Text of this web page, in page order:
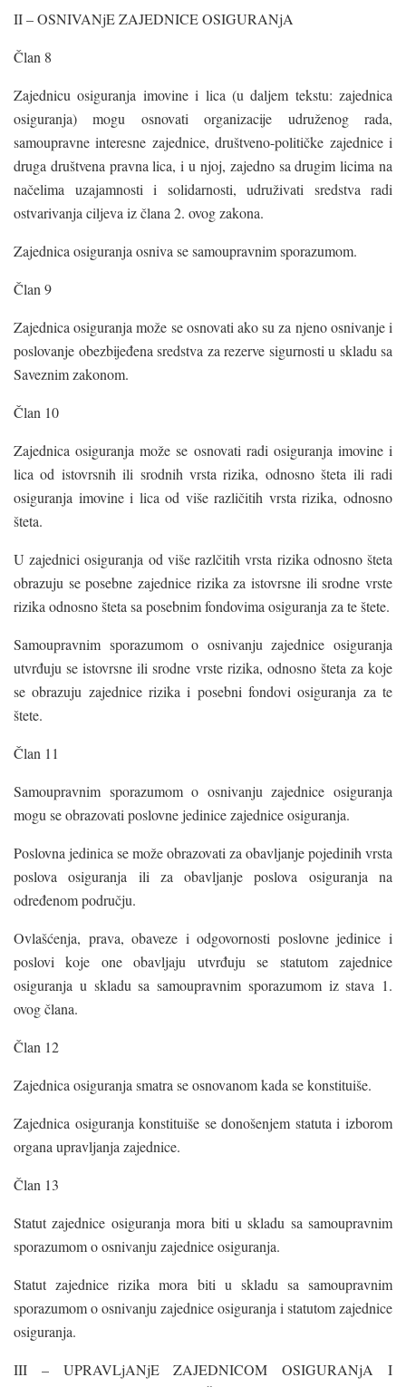
II – OSNIVANjE ZAJEDNICE OSIGURANjA
Član 8
Zajednicu osiguranja imovine i lica (u daljem tekstu: zajednica
osiguranja) mogu osnovati organizacije udruženog rada,
samoupravne interesne zajednice, društveno-političke zajednice i
druga društvena pravna lica, i u njoj, zajedno sa drugim licima na
načelima uzajamnosti i solidarnosti, udruživati sredstva radi
ostvarivanja ciljeva iz člana 2. ovog zakona.
Zajednica osiguranja osniva se samoupravnim sporazumom.
Član 9
Zajednica osiguranja može se osnovati ako su za njeno osnivanje i
poslovanje obezbijeđena sredstva za rezerve sigurnosti u skladu sa
Saveznim zakonom.
Član 10
Zajednica osiguranja može se osnovati radi osiguranja imovine i
lica od istovrsnih ili srodnih vrsta rizika, odnosno šteta ili radi
osiguranja imovine i lica od više različitih vrsta rizika, odnosno
šteta.
U zajednici osiguranja od više razlčitih vrsta rizika odnosno šteta
obrazuju se posebne zajednice rizika za istovrsne ili srodne vrste
rizika odnosno šteta sa posebnim fondovima osiguranja za te štete.
Samoupravnim sporazumom o osnivanju zajednice osiguranja
utvrđuju se istovrsne ili srodne vrste rizika, odnosno šteta za koje
se obrazuju zajednice rizika i posebni fondovi osiguranja za te
štete.
Član 11
Samoupravnim sporazumom o osnivanju zajednice osiguranja
mogu se obrazovati poslovne jedinice zajednice osiguranja.
Poslovna jedinica se može obrazovati za obavljanje pojedinih vrsta
poslova osiguranja ili za obavljanje poslova osiguranja na
određenom području.
Ovlašćenja, prava, obaveze i odgovornosti poslovne jedinice i
poslovi koje one obavljaju utvrđuju se statutom zajednice
osiguranja u skladu sa samoupravnim sporazumom iz stava 1.
ovog člana.
Član 12
Zajednica osiguranja smatra se osnovanom kada se konstituiše.
Zajednica osiguranja konstituiše se donošenjem statuta i izborom
organa upravljanja zajednice.
Član 13
Statut zajednice osiguranja mora biti u skladu sa samoupravnim
sporazumom o osnivanju zajednice osiguranja.
Statut zajednice rizika mora biti u skladu sa samoupravnim
sporazumom o osnivanju zajednice osiguranja i statutom zajednice
osiguranja.
III – UPRAVLjANjE ZAJEDNICOM OSIGURANjA I